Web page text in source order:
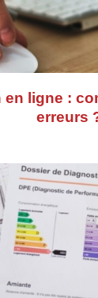
en ligne :
erreurs